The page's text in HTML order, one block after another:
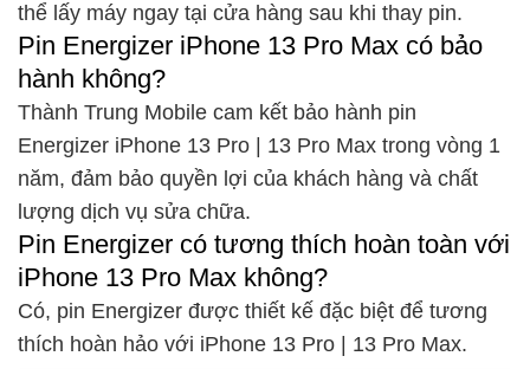
thể lấy máy ngay tại cửa hàng sau khi thay pin.
Pin Energizer iPhone 13 Pro Max có bảo
hành không?
Thành Trung Mobile cam kết bảo hành pin
Energizer iPhone 13 Pro | 13 Pro Max trong vòng 1
năm, đảm bảo quyền lợi của khách hàng và chất
lượng dịch vụ sửa chữa.
Pin Energizer có tương thích hoàn toàn với
iPhone 13 Pro Max không?
Có, pin Energizer được thiết kế đặc biệt để tương
thích hoàn hảo với iPhone 13 Pro | 13 Pro Max.